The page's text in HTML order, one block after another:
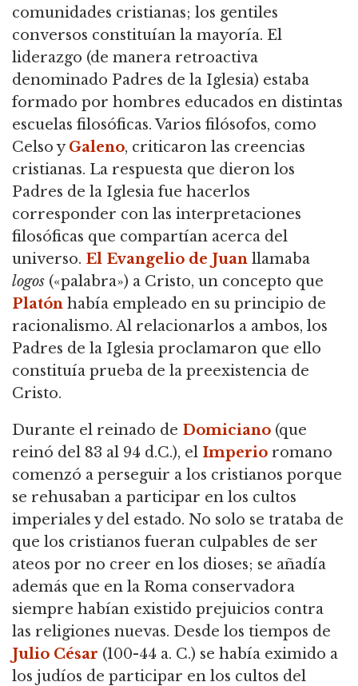
comunidades cristianas; los gentiles
conversos constituían la mayoría. El
liderazgo (de manera retroactiva
denominado Padres de la Iglesia) estaba
formado por hombres educados en distintas
escuelas filosóficas. Varios filósofos, como
Celso yGaleno, criticaron las creencias
cristianas. La respuesta que dieron los
Padres de la Iglesia fue hacerlos
corresponder con las interpretaciones
filosóficas que compartían acerca del
universo. El Evangelio de Juan llamaba
logos («palabra») a Cristo, un concepto que
Platón había empleado en su principio de
racionalismo. Al relacionarlos a ambos, los
Padres de la Iglesia proclamaron que ello
constituía prueba de la preexistencia de
Cristo.
Durante el reinado de Domiciano (que
reinó del 83 al 94 d.C.), el Imperio romano
comenzó a perseguir a los cristianos porque
se rehusaban a participar en los cultos
imperiales y del estado. No solo se trataba de
que los cristianos fueran culpables de ser
ateos por no creer en los dioses; se añadía
además que en la Roma conservadora
siempre habían existido prejuicios contra
las religiones nuevas. Desde los tiempos de
Julio César (100-44 a. C.) se había eximido a
los judíos de participar en los cultos del